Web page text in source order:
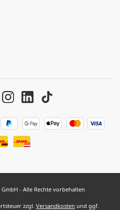
- Alle Rechte vorbehalten
zzgl. Versandkosten und ggf.